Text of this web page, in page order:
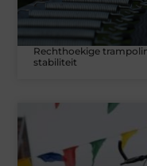
Rechthoekige
stabiliteit